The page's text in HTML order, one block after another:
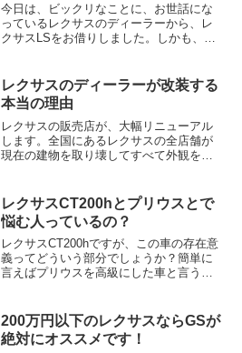
今日は、ビックリなことに、お世話にな
っているレクサスのディーラーから、レ
クサスLSをお借りしました。しかも、営
下さいとお借りできました。グレードは
私が一番欲しい、LE...
レクサスのディーラーが改装する
本当の理由
レクサスの販売店が、大幅リニューアル
します。全国にあるレクサスの全店舗が
現在の建物を取り壊してすべて外観を変
ューアルされてないお店も順次リニュー
アルされていくようです。...
レクサスCT200hとプリウスとで
悩む人っているの？
レクサスCT200hですが、この車の存在意
義ってどういう部分でしょうか？簡単に
言えばプリウスを高級にした車と言う位
円近くする車です。でも良く考えたら、
中身はプリ...
200万円以下のレクサスならGSが
絶対にオススメです！